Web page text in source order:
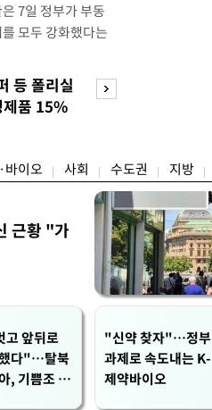
7일 정부가 부동
모두 강화했다는
주택은 보유세도 줄
"고 설명했다. 구 부
시선집중'과의 인
정도 된다.
등 폴리실
제품 15%
바이오 사회 수도권 지방
근황 "가
고 앞뒤로
다"…탈북
, 기쁨조 검
"신약 찾자"…정부
과제로 속도내는 K-
제약바이오